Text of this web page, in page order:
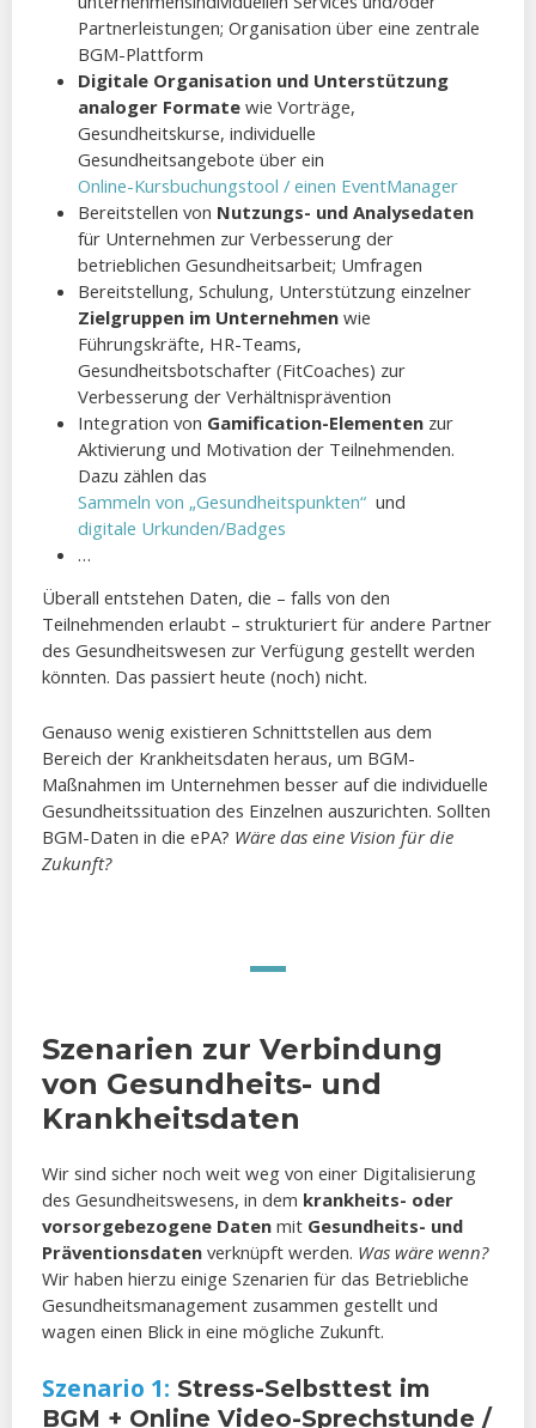
Partnerleistungen; Organisation über eine zentrale
BGM-Plattform
Digitale Organisation und Unterstützung
analoger Formate wie Vorträge,
Gesundheitskurse, individuelle
Gesundheitsangebote über ein
Online-Kursbuchungstool / einen EventManager
Bereitstellen von Nutzungs- und Analysedaten
für Unternehmen zur Verbesserung der
betrieblichen Gesundheitsarbeit; Umfragen
Bereitstellung, Schulung, Unterstützung einzelner
Zielgruppen im Unternehmenwie
Führungskräfte, HR-Teams,
Gesundheitsbotschafter (FitCoaches) zur
Verbesserung der Verhältnisprävention
Integration von Gamification-Elementenzur
Aktivierung und Motivation der Teilnehmenden.
Dazu zählen das
Sammeln von „Gesundheitspunkten“und
digitale Urkunden/Badges
…
Überall entstehen Daten, die – falls von den
Teilnehmenden erlaubt – strukturiert für andere Partner
des Gesundheitswesen zur Verfügung gestellt werden
könnten. Das passiert heute (noch) nicht.
Genauso wenig existieren Schnittstellen aus dem
Bereich der Krankheitsdaten heraus, um BGM-
Maßnahmen im Unternehmen besser auf die individuelle
Gesundheitssituation des Einzelnen auszurichten. Sollten
BGM-Daten in die ePA? Wäre das eine Vision für die
Zukunft?
Szenarien zur Verbindung
von Gesundheits- und
Krankheitsdaten
Wir sind sicher noch weit weg von einer Digitalisierung
des Gesundheitswesens, in dem krankheits- oder
vorsorgebezogene Daten mit Gesundheits- und
Präventionsdaten verknüpft werden. Was wäre wenn?
Wir haben hierzu einige Szenarien für das Betriebliche
Gesundheitsmanagement zusammen gestellt und
wagen einen Blick in eine mögliche Zukunft.
Szenario 1: Stress-Selbsttest im
BGM + Online Video-Sprechstunde /